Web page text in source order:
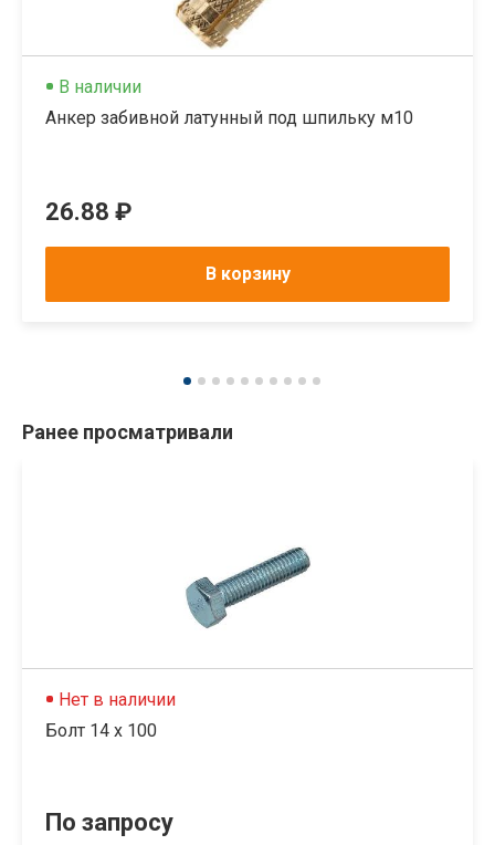
В наличии
Анкер забивной латунный под шпильку м10
26.88 ₽
В корзину
Ранее просматривали
Нет в наличии
Болт 14 х 100
По запросу